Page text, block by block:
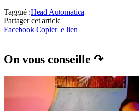
Taggué :Head Automatica
Partager cet article
Facebook Copier le lien
On vous conseille ↷